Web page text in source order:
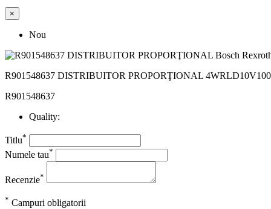
×
Nou
R901548637 DISTRIBUITOR PROPORŢIONAL
R901548637
Quality:
Titlu*
Numele tau*
Recenzie*
* Campuri obligatorii